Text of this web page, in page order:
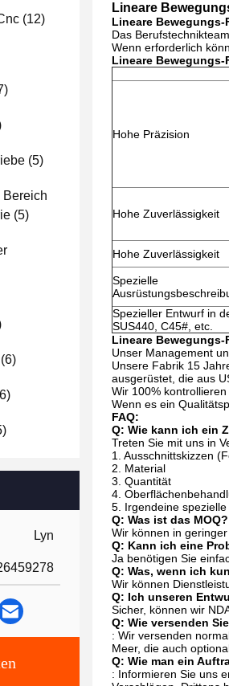
(12)
(5)
Bereich
(5)
(6)
Lyn
Lineare
Lineare
Das
Wenn erforderlich
Lineare
Hohe Präzision
Hohe Zuverlässigkeit
Hohe Zuverlässigkeit
Spezielle
Spezieller Entwurf in
SUS440, C45#, etc.
Lineare
Unser Management
Unsere Fabrik 15
ausgerüstet, die aus
Wir 100%
Wenn es ein
FAQ:
Q: Wie kann ich ein
Treten Sie mit uns in
1. Ausschnittskizzen
2. Material
3. Quantität
4.
5. Irgendeine
Q: Was ist das MOQ?
Wir können in
Q: Kann ich eine
Ja benötigen Sie
Q: Was, wenn ich
Wir können
Q: Ich unseren
Sicher, können wir
Q: Wie versenden
: Wir versenden
Meer, die auch
Q: Wie man ein
: Informieren Sie uns